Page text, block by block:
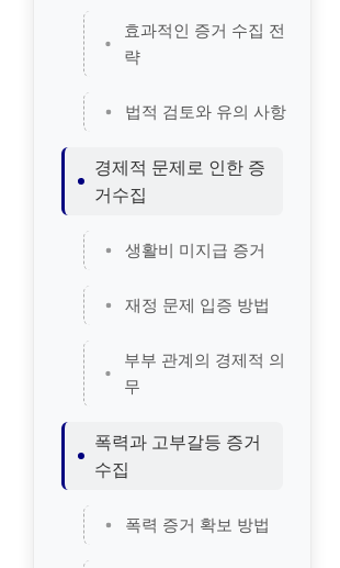
효과적인 증거 수집 전
략
법적 검토와 유의 사항
경제적 문제로 인한 증
거수집
생활비 미지급 증거
재정 문제 입증 방법
부부 관계의 경제적 의
무
폭력과 고부갈등 증거
수집
폭력 증거 확보 방법